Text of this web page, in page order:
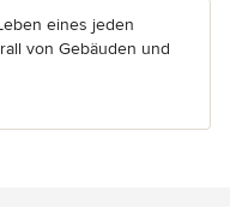
eines jeden
von Gebäuden und